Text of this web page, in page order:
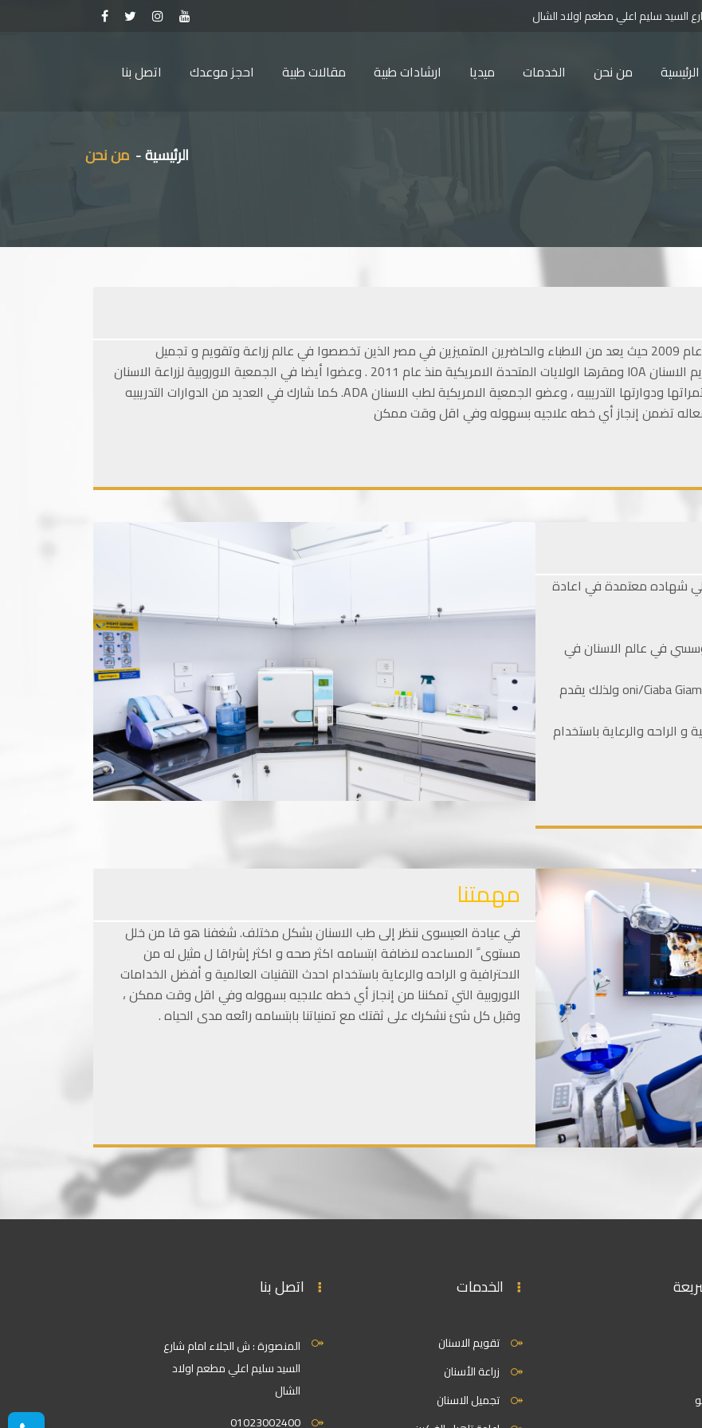
السيد سليم اعلي مطعم اولاد الشال
الرئيسية من نحن الخدمات ميديا ارشادات طبية مقالات طبية احجز موعدك اتصل بنا
الرئيسية من نحن
هو مؤسس عيادة العيسوي للاسنان بالمنصوره منذ عام 2009 حيث يعد من الاطباء والحاضرين المتميزين في مصر الذين تخصصوا في عالم زراعة وتقويم و تجميل
اللسنان.و أصبح عضًوا فعال في الرابطة الدولية لتقويم الاسنان IOA ومقرها الولايات المتحدة الامريكية منذ عام 2011 . وعضوا أيضا في الجمعية الاوروبية لزراعة الاسنان
EAO ومقرها باريس وله العديد من المشاركات بمؤتمراتها ودوارتها التدريبيه ، وعضو الجمعية الامريكية لطب الاسنان ADA. كما شارك في العديد من الدوارات التدريبيه
فعاله تضمن إنجاز أي خطه علاجيه بسهوله وفي اقل وقت ممكن
علي شهاده معتمدة في اعادة
في عالم الاسنان في
ودكتور chang Chris ، Mahony Derek ،و دكتور oni/Ciaba Giampiero ولذلك يقدم
الراحه والرعاية باستخدام
مهمتنا
في عيادة العيسوى ننظر إلى طب الاسنان بشكل مختلف. شغفنا هو قا من خلل
مستوى ً المساعده لاضافة ابتسامه اكثر صحه و اكثر إشراقا ل مثيل له من
الاحترافية و الراحه والرعاية باستخدام احدث التقنيات العالمية و أفضل الخدامات
الاوروبية التي تمكننا من إنجاز أي خطه علاجيه بسهوله وفي اقل وقت ممكن ،
وقبل كل شئ نشكرك على ثقتك مع تمنياتنا بابتسامه رائعه مدى الحياه .
الخدمات
تقويم الاسنان
زراعة الأسنان
تجميل الاسنان
اتصل بنا
المنصورة : ش الجلاء امام شارع
السيد سليم اعلي مطعم اولاد
الشال
01023002400